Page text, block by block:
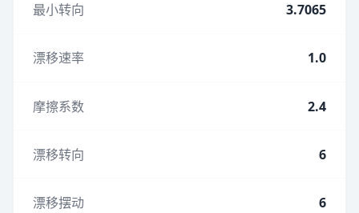
最小转向 3.7065
漂移速率 1.0
摩擦系数 2.4
漂移转向 6
漂移摆动 6